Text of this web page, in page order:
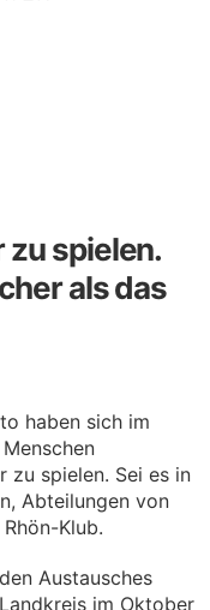
zu spielen.
als das
haben sich im
zu spielen. Sei es in
Abteilungen von
Klub.
Austausches
im Oktober